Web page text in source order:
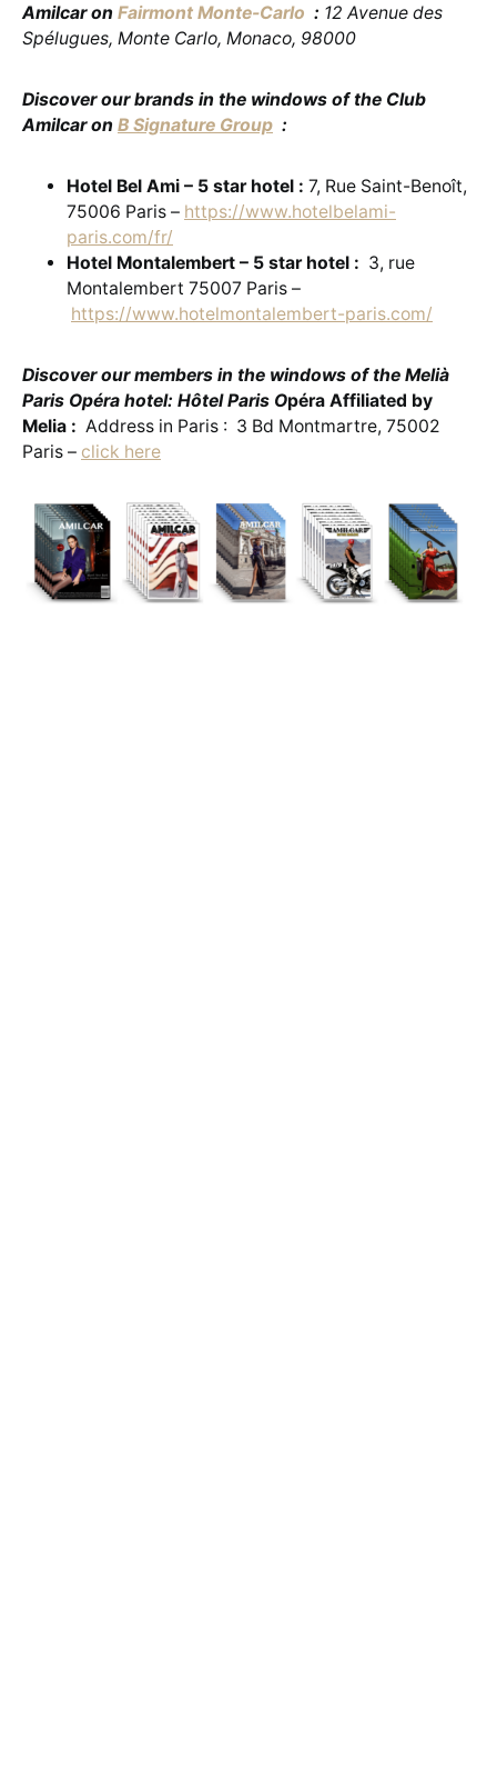
Amilcar on Fairmont Monte-Carlo : 12 Avenue des
Spélugues, Monte Carlo, Monaco, 98000
Discover our brands in the windows of the Club
Amilcar on B Signature Group :
Hotel Bel Ami – 5 star hotel : 7, Rue Saint-Benoît,
75006 Paris – https://www.hotelbelami-
paris.com/fr/
Hotel Montalembert – 5 star hotel : 3, rue
Montalembert 75007 Paris –
https://www.hotelmontalembert-paris.com/
Discover our members in the windows of the Melià
Paris Opéra hotel: Hôtel Paris Opéra Affiliated by
Melia : Address in Paris : 3 Bd Montmartre, 75002
Paris – click here